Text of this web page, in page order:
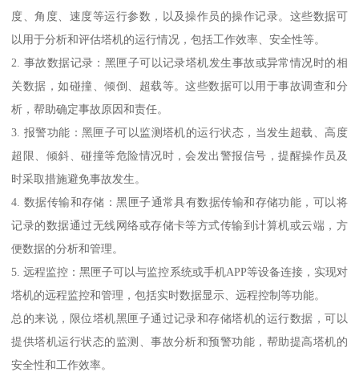
度、角度、速度等运行参数，以及操作员的操作记录。这些数据可
以用于分析和评估塔机的运行情况，包括工作效率、安全性等。
2. 事故数据记录：黑匣子可以记录塔机发生事故或异常情况时的相
关数据，如碰撞、倾倒、超载等。这些数据可以用于事故调查和分
析，帮助确定事故原因和责任。
3. 报警功能：黑匣子可以监测塔机的运行状态，当发生超载、高度
超限、倾斜、碰撞等危险情况时，会发出警报信号，提醒操作员及
时采取措施避免事故发生。
4. 数据传输和存储：黑匣子通常具有数据传输和存储功能，可以将
记录的数据通过无线网络或存储卡等方式传输到计算机或云端，方
便数据的分析和管理。
5. 远程监控：黑匣子可以与监控系统或手机APP等设备连接，实现对
塔机的远程监控和管理，包括实时数据显示、远程控制等功能。
总的来说，限位塔机黑匣子通过记录和存储塔机的运行数据，可以
提供塔机运行状态的监测、事故分析和预警功能，帮助提高塔机的
安全性和工作效率。